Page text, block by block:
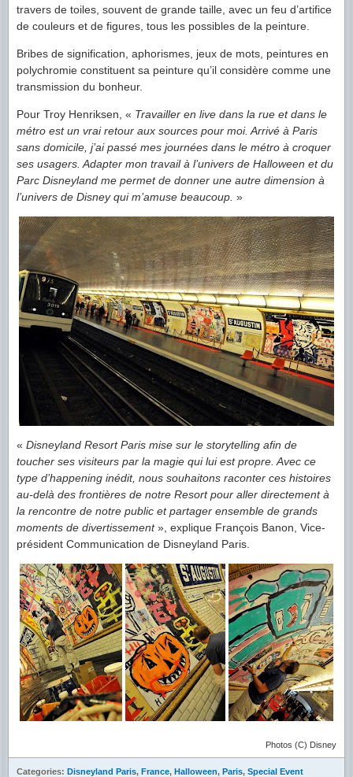
travers de toiles, souvent de grande taille, avec un feu d’artifice
de couleurs et de figures, tous les possibles de la peinture.
Bribes de signification, aphorismes, jeux de mots, peintures en
polychromie constituent sa peinture qu’il considère comme une
transmission du bonheur.
Pour Troy Henriksen, « Travailler en live dans la rue et dans le
métro est un vrai retour aux sources pour moi. Arrivé à Paris
sans domicile, j’ai passé mes journées dans le métro à croquer
ses usagers. Adapter mon travail à l’univers de Halloween et du
Parc Disneyland me permet de donner une autre dimension à
l’univers de Disney qui m’amuse beaucoup. »
« Disneyland Resort Paris mise sur le storytelling afin de
toucher ses visiteurs par la magie qui lui est propre. Avec ce
type d’happening inédit, nous souhaitons raconter ces histoires
au-delà des frontières de notre Resort pour aller directement à
la rencontre de notre public et partager ensemble de grands
moments de divertissement», explique François Banon, Vice-
président Communication de Disneyland Paris.
Photos (C) Disney
Categories: Disneyland Paris, France, Halloween, Paris, Special Event